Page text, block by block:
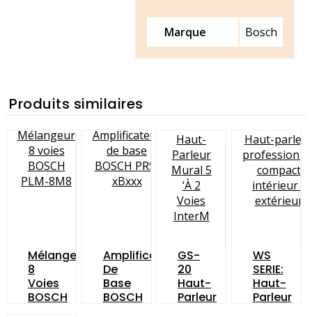
Marque Bosch
Produits similaires
Mélangeur
8
Voies
BOSCH
Amplificateur
De
Base
BOSCH
GS-
20
Haut-
Parleur
WS
SERIE:
Haut-
Parleur